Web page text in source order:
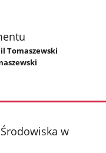
Tomaszewski
w